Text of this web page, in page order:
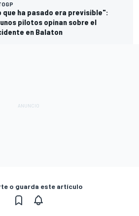
que ha pasado era previsible":
pilotos opinan sobre el
en Balaton
o guarda este artículo